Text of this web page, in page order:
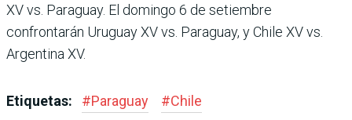
XV vs. Paraguay. El domingo 6 de setiembre
confrontarán Uruguay XV vs. Paraguay, y Chile XV vs.
Argentina XV.
Etiquetas: #Paraguay #Chile